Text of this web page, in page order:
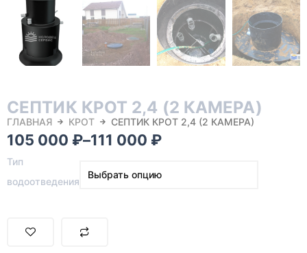
СЕПТИК КРОТ 2,4 (2 КАМЕРА)
ГЛАВНАЯ КРОТ СЕПТИК КРОТ 2,4 (2 КАМЕРА)
105 000 ₽–111 000 ₽
Диапазон
цен:
105
Тип
водоотведения